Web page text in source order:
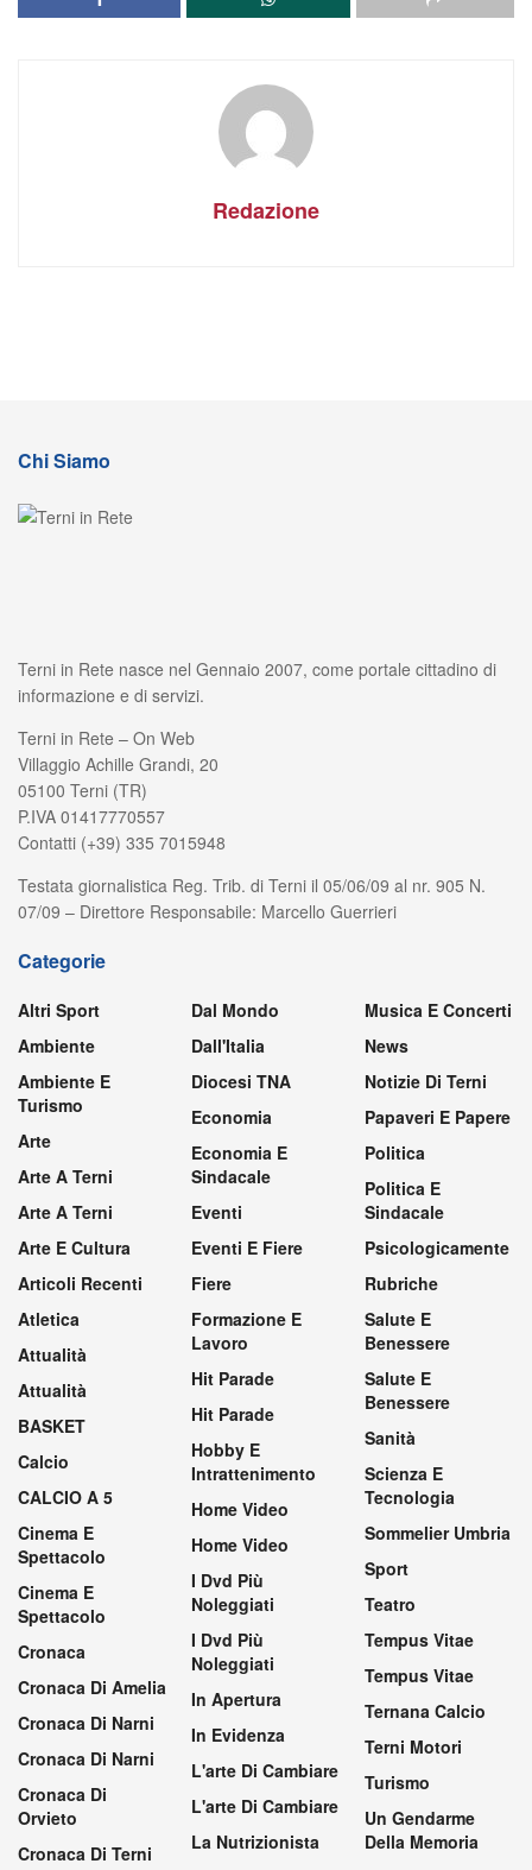
Redazione
Chi Siamo
Terni in Rete nasce nel Gennaio 2007, come portale cittadino di
informazione e di servizi.
Terni in Rete – On Web
Villaggio Achille Grandi, 20
05100 Terni (TR)
P.IVA 01417770557
Contatti (+39) 335 7015948
Testata giornalistica Reg. Trib. di Terni il 05/06/09 al nr. 905 N.
07/09 – Direttore Responsabile: Marcello Guerrieri
Categorie
Altri Sport
Ambiente
Ambiente E
Turismo
Arte
Arte A Terni
Arte A Terni
Arte E Cultura
Articoli Recenti
Atletica
Attualità
Attualità
BASKET
Calcio
CALCIO A 5
Cinema E
Spettacolo
Cinema E
Spettacolo
Cronaca
Cronaca Di Amelia
Cronaca Di Narni
Cronaca Di Narni
Cronaca Di
Orvieto
Cronaca Di Terni
Dal Mondo
Dall'Italia
Diocesi TNA
Economia
Economia E
Sindacale
Eventi
Eventi E Fiere
Fiere
Formazione E
Lavoro
Hit Parade
Hit Parade
Hobby E
Intrattenimento
Home Video
Home Video
I Dvd Più
Noleggiati
I Dvd Più
Noleggiati
In Apertura
In Evidenza
L'arte Di Cambiare
L'arte Di Cambiare
La Nutrizionista
Musica E Concerti
News
Notizie Di Terni
Papaveri E Papere
Politica
Politica E
Sindacale
Psicologicamente
Rubriche
Salute E
Benessere
Salute E
Benessere
Sanità
Scienza E
Tecnologia
Sommelier Umbria
Sport
Teatro
Tempus Vitae
Tempus Vitae
Ternana Calcio
Terni Motori
Turismo
Un Gendarme
Della Memoria